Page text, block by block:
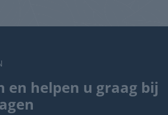
en helpen u graag bij